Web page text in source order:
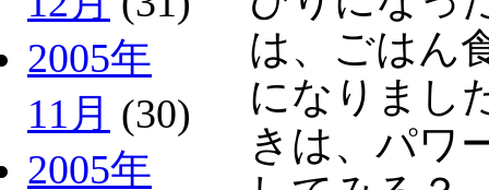
2005年
11月 (30)
2005年
は、ごはん
になりまし
きは、パワ